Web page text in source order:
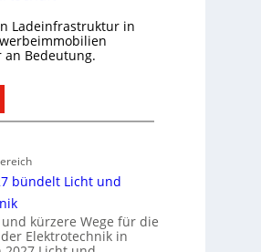
t
e
m
.
Ladeinfrastruktur in
Bedeutung.
A
b
u
d
bündelt Licht und
kürzere Wege für die
Elektrotechnik in